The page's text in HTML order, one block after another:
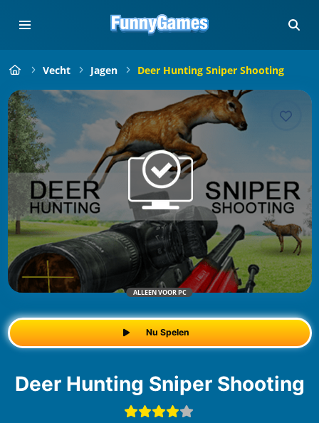
Vecht Jagen Deer Hunting Sniper Shooting
ALLEEN VOOR PC
Nu Spelen
Deer Hunting Sniper Shooting